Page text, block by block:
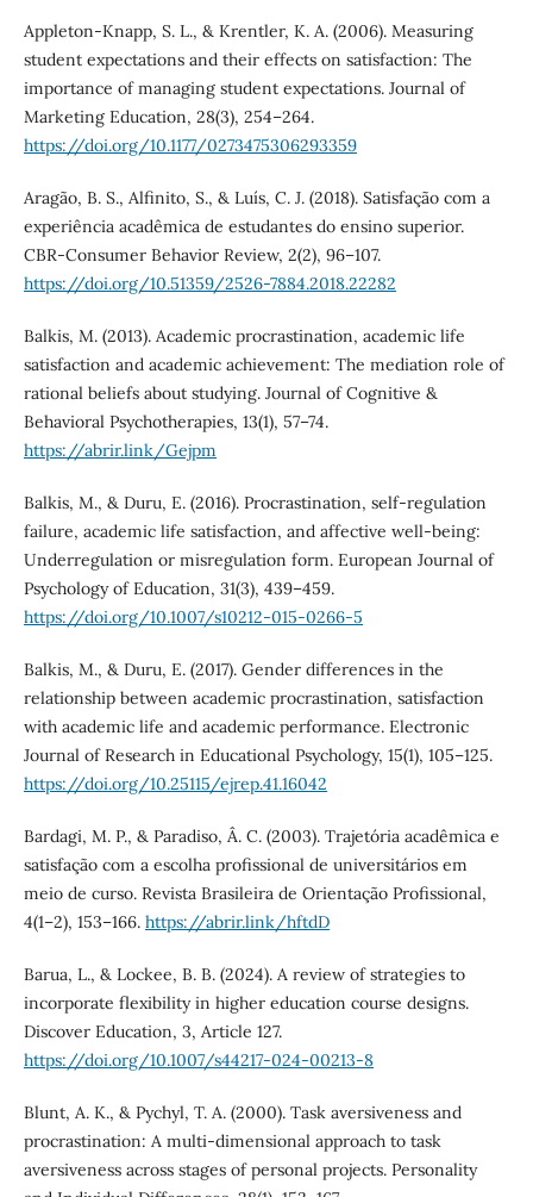
Appleton-Knapp, S. L., & Krentler, K. A. (2006). Measuring
student expectations and their effects on satisfaction: The
importance of managing student expectations. Journal of
Marketing Education, 28(3), 254–264.
https://doi.org/10.1177/0273475306293359
Aragão, B. S., Alfinito, S., & Luís, C. J. (2018). Satisfação com a
experiência acadêmica de estudantes do ensino superior.
CBR-Consumer Behavior Review, 2(2), 96–107.
https://doi.org/10.51359/2526-7884.2018.22282
Balkis, M. (2013). Academic procrastination, academic life
satisfaction and academic achievement: The mediation role of
rational beliefs about studying. Journal of Cognitive &
Behavioral Psychotherapies, 13(1), 57–74.
https://abrir.link/Gejpm
Balkis, M., & Duru, E. (2016). Procrastination, self-regulation
failure, academic life satisfaction, and affective well-being:
Underregulation or misregulation form. European Journal of
Psychology of Education, 31(3), 439–459.
https://doi.org/10.1007/s10212-015-0266-5
Balkis, M., & Duru, E. (2017). Gender differences in the
relationship between academic procrastination, satisfaction
with academic life and academic performance. Electronic
Journal of Research in Educational Psychology, 15(1), 105–125.
https://doi.org/10.25115/ejrep.41.16042
Bardagi, M. P., & Paradiso, Â. C. (2003). Trajetória acadêmica e
satisfação com a escolha profissional de universitários em
meio de curso. Revista Brasileira de Orientação Profissional,
4(1–2), 153–166. https://abrir.link/hftdD
Barua, L., & Lockee, B. B. (2024). A review of strategies to
incorporate flexibility in higher education course designs.
Discover Education, 3, Article 127.
https://doi.org/10.1007/s44217-024-00213-8
Blunt, A. K., & Pychyl, T. A. (2000). Task aversiveness and
procrastination: A multi-dimensional approach to task
aversiveness across stages of personal projects. Personality